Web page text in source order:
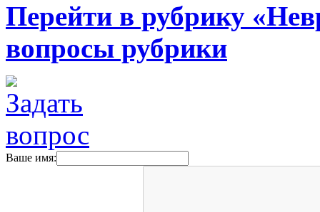
Перейти в рубрику
вопросы рубрики
Ваше имя: